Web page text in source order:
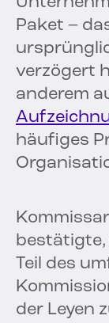
Paket –
verzögert
anderem
häufiges
bestätigte,
Teil des
der Leyen